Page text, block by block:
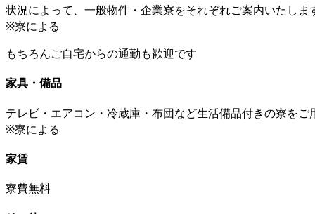
状況によって、一般物件・企業寮をそれぞれご案内いたしま
※寮による
もちろんご自宅からの通勤も歓迎です
家具・備品
テレビ・エアコン・冷蔵庫・布団など生活備品付きの寮をご
※寮による
家賃
寮費無料